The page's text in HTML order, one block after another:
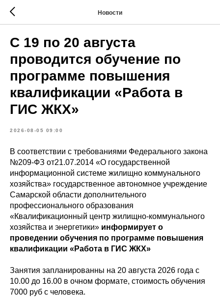
Новости
С 19 по 20 августа
проводится обучение по
программе повышения
квалификации «Работа в
ГИС ЖКХ»
2026-08-05 09:00
В соответствии с требованиями Федерального закона
№209-ФЗ от21.07.2014 «О государственной
информационной системе жилищно коммунального
хозяйства» государственное автономное учреждение
Самарской области дополнительного
профессионального образования
«Квалификационный центр жилищно-коммунального
хозяйства и энергетики» информирует о
проведении обучения по программе повышения
квалификации «Работа в ГИС ЖКХ»
Занятия запланированны на 20 августа 2026 года с
10.00 до 16.00 в очном формате, стоимость обучения
7000 руб с человека.